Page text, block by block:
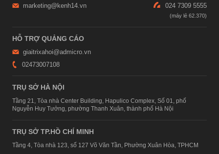
marketing@kenh14.vn 024 7309 5555
HỖ TRỢ QUẢNG CÁO
giaitrixahoi@admicro.vn
02473007108
TRỤ SỞ HÀ NỘI
Tầng 21, Tòa nhà Center Building, Hapulico Complex, Số 01, phố
Nguyễn Huy Tưởng, phường Thanh Xuân, thành phố Hà Nội
TRỤ SỞ TP.HỒ CHÍ MINH
Tầng 4, Tòa nhà 123, số 127 Võ Văn Tần, Phường Xuân Hòa, TPHCM